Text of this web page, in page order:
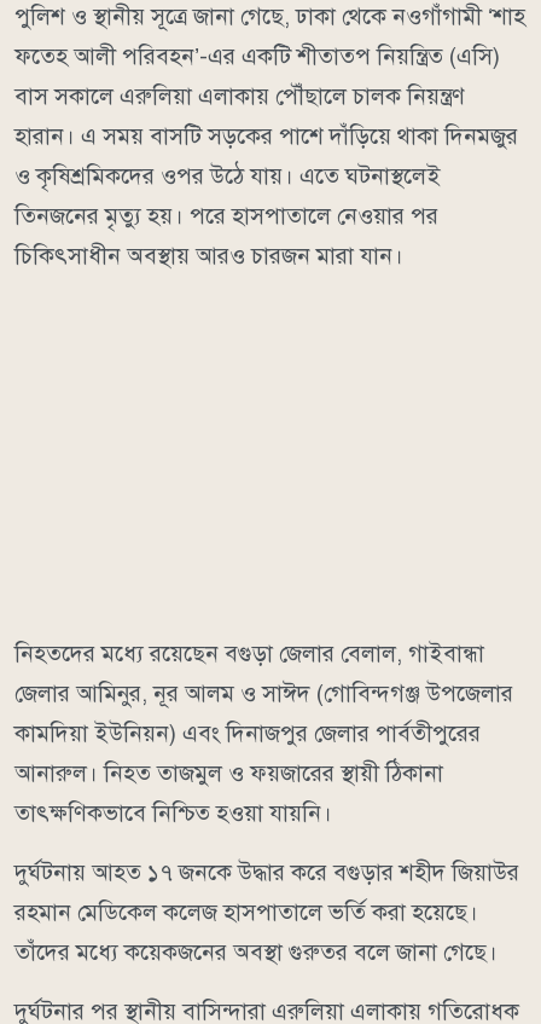
পুলিশ ও স্থানীয় সূত্রে জানা গেছে, ঢাকা থেকে নওগাঁগামী ‘শাহ
ফতেহ আলী পরিবহন’-এর একটি শীতাতপ নিয়ন্ত্রিত (এসি)
বাস সকালে এরুলিয়া এলাকায় পৌঁছালে চালক নিয়ন্ত্রণ
হারান। এ সময় বাসটি সড়কের পাশে দাঁড়িয়ে থাকা দিনমজুর
ও কৃষিশ্রমিকদের ওপর উঠে যায়। এতে ঘটনাস্থলেই
তিনজনের মৃত্যু হয়। পরে হাসপাতালে নেওয়ার পর
চিকিৎসাধীন অবস্থায় আরও চারজন মারা যান।
নিহতদের মধ্যে রয়েছেন বগুড়া জেলার বেলাল, গাইবান্ধা
জেলার আমিনুর, নূর আলম ও সাঈদ (গোবিন্দগঞ্জ উপজেলার
কামদিয়া ইউনিয়ন) এবং দিনাজপুর জেলার পার্বতীপুরের
আনারুল। নিহত তাজমুল ও ফয়জারের স্থায়ী ঠিকানা
তাৎক্ষণিকভাবে নিশ্চিত হওয়া যায়নি।
দুর্ঘটনায় আহত ১৭ জনকে উদ্ধার করে বগুড়ার শহীদ জিয়াউর
রহমান মেডিকেল কলেজ হাসপাতালে ভর্তি করা হয়েছে।
তাঁদের মধ্যে কয়েকজনের অবস্থা গুরুতর বলে জানা গেছে।
দুর্ঘটনার পর স্থানীয় বাসিন্দারা এরুলিয়া এলাকায় গতিরোধক